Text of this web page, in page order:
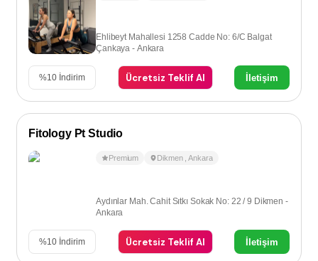
Ehlibeyt Mahallesi 1258 Cadde No: 6/C Balgat
Çankaya - Ankara
%10 İndirim Ücretsiz Teklif Al İletişim
Fitology Pt Studio
Premium Dikmen ,Ankara
Aydınlar Mah. Cahit Sıtkı Sokak No: 22 / 9 Dikmen -
Ankara
%10 İndirim Ücretsiz Teklif Al İletişim